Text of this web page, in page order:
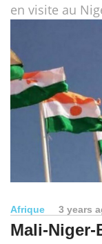
en visite au
Afrique 3 years
Mali-